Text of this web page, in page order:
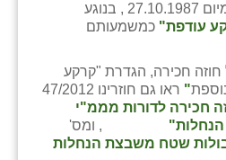
מיום 27.10.1987 , בנוגע
עודפת" כמשמעותם
חוזה חכירה, הגדרת "קרקע
" ראו גם חוזרינו 47/2012
חכירה לדורות מממ"י
"
, ומס'
שטח משבצת הנחלות